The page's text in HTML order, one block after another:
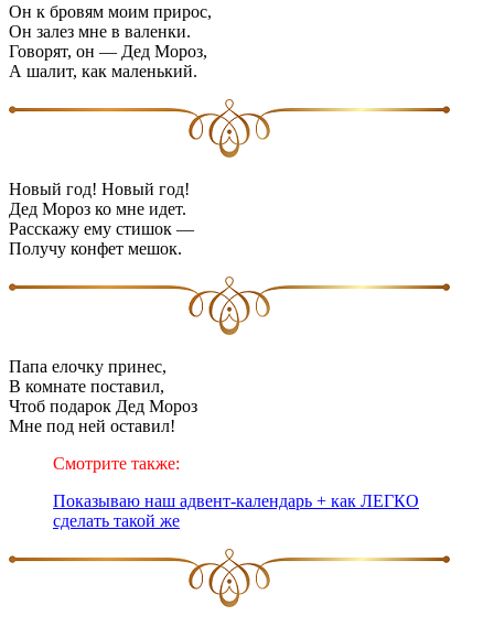
Он к бровям моим прирос,
Он залез мне в валенки.
Говорят, он — Дед Мороз,
А шалит, как маленький.
Новый год! Новый год!
Дед Мороз ко мне идет.
Расскажу ему стишок —
Получу конфет мешок.
Папа елочку принес,
В комнате поставил,
Чтоб подарок Дед Мороз
Мне под ней оставил!
Смотрите также:
Показываю наш адвент-календарь + как ЛЕГКО
сделать такой же